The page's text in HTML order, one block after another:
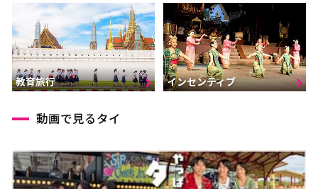
教育旅行 インセンティブ
動画で見るタイ